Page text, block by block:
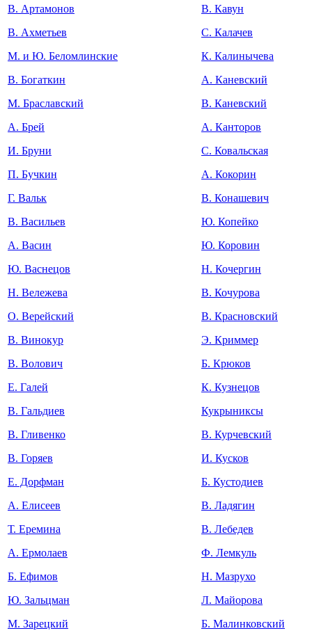
В. Артамонов
В. Ахметьев
М. и Ю. Беломлинские
В. Богаткин
М. Браславский
А. Брей
И. Бруни
П. Бучкин
Г. Вальк
В. Васильев
А. Васин
Ю. Васнецов
Н. Вележева
О. Верейский
В. Винокур
В. Волович
Е. Галей
В. Гальдиев
В. Гливенко
В. Горяев
Е. Дорфман
А. Елисеев
Т. Еремина
А. Ермолаев
Б. Ефимов
Ю. Зальцман
М. Зарецкий
В. Кавун
С. Калачев
К. Калинычева
А. Каневский
В. Каневский
А. Канторов
С. Ковальская
А. Кокорин
В. Конашевич
Ю. Копейко
Ю. Коровин
Н. Кочергин
В. Кочурова
В. Красновский
Э. Криммер
Б. Крюков
К. Кузнецов
Кукрыниксы
В. Курчевский
И. Кусков
Б. Кустодиев
В. Ладягин
В. Лебедев
Ф. Лемкуль
Н. Мазрухо
Л. Майорова
Б. Малинковский